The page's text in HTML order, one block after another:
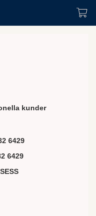
kunder
6429
6429